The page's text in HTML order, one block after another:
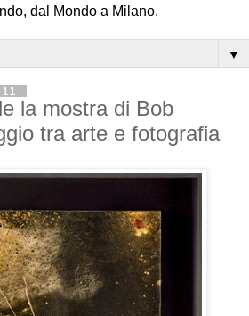
dal Mondo a Milano.
▼
la mostra di Bob
tra arte e fotografia